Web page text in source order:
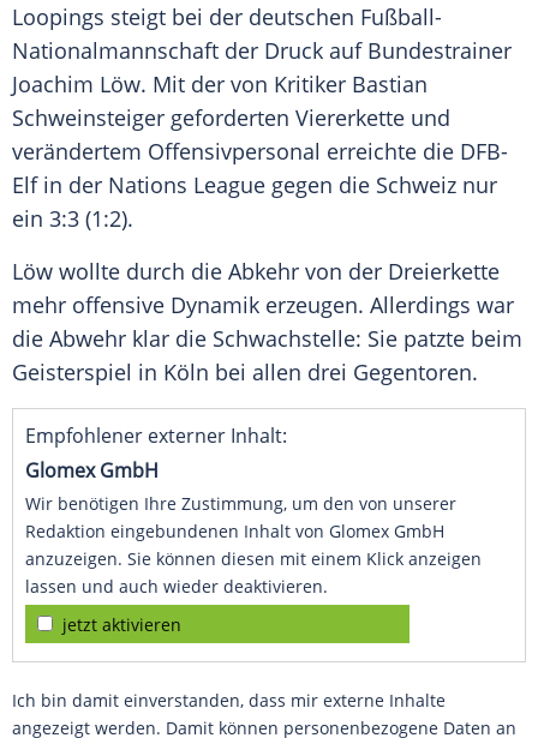
Loopings steigt bei der deutschen Fußball-
Nationalmannschaft der Druck auf Bundestrainer
Joachim Löw. Mit der von Kritiker Bastian
Schweinsteiger geforderten Viererkette und
verändertem Offensivpersonal erreichte die DFB-
Elfin der Nations League gegen die Schweiz nur
ein 3:3 (1:2).
Löw wollte durch die Abkehr von der Dreierkette
mehr offensive Dynamik erzeugen. Allerdings war
die Abwehr klar die Schwachstelle: Sie patzte beim
Geisterspiel in Köln bei allen drei Gegentoren.
Empfohlener externer Inhalt:
Glomex GmbH
Wir benötigen Ihre Zustimmung, um den von unserer
Redaktion eingebundenen Inhalt von Glomex GmbH
anzuzeigen. Sie können diesen mit einem Klick anzeigen
lassen und auch wieder deaktivieren.
jetzt aktivieren
Ich bin damit einverstanden, dass mir externe Inhalte
angezeigt werden. Damit können personenbezogene Daten an